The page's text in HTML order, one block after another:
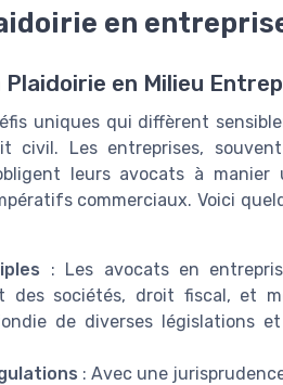
en
en Milieu
uniques qui diffèrent
Les entreprises,
leurs avocats à
commerciaux. Voici
: Les avocats en
sociétés, droit fiscal, et
de diverses législations
: Avec une